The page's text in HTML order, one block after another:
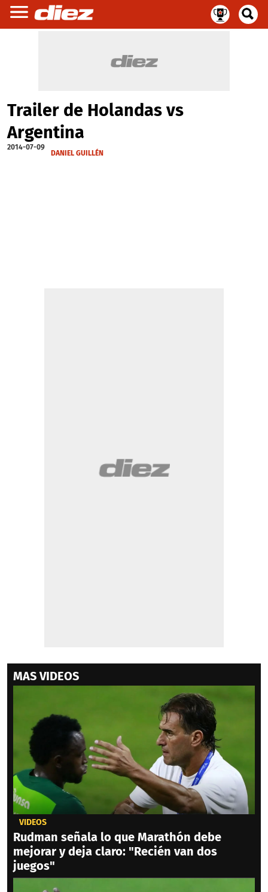
Trailer de Holandas vs
Argentina
2014-07-09
DANIEL GUILLÉN
MAS VIDEOS
VIDEOS
Rudman señala lo que Marathón debe
mejorar y deja claro: "Recién van dos
juegos"